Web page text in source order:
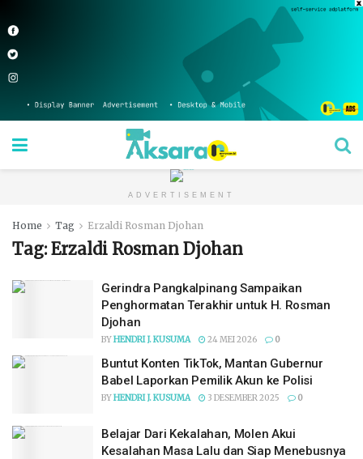
ADVERTISEMENT
Home Tag Erzaldi Rosman Djohan
Tag: Erzaldi Rosman Djohan
Gerindra Pangkalpinang Sampaikan
Penghormatan Terakhir untuk H. Rosman
Djohan
BYHENDRI J. KUSUMA 24 MEI 2026 0
Buntut Konten TikTok, Mantan Gubernur
Babel Laporkan Pemilik Akun ke Polisi
BYHENDRI J. KUSUMA 3 DESEMBER 2025 0
Belajar Dari Kekalahan, Molen Akui
Kesalahan Masa Lalu dan Siap Menebusnya